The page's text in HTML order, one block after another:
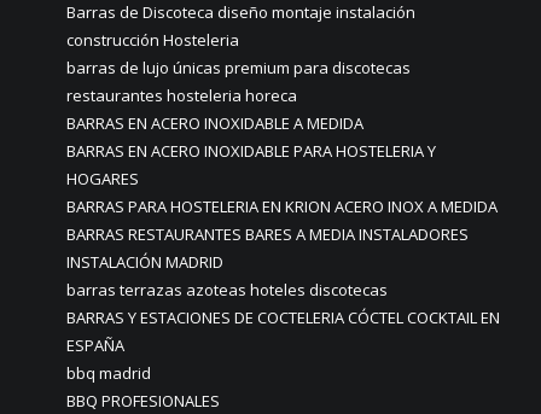
Barras de Discoteca diseño montaje instalación
construcción Hosteleria
barras de lujo únicas premium para discotecas
restaurantes hosteleria horeca
BARRAS EN ACERO INOXIDABLE A MEDIDA
BARRAS EN ACERO INOXIDABLE PARA HOSTELERIA Y
HOGARES
BARRAS PARA HOSTELERIA EN KRION ACERO INOX A MEDIDA
BARRAS RESTAURANTES BARES A MEDIA INSTALADORES
INSTALACIÓN MADRID
barras terrazas azoteas hoteles discotecas
BARRAS Y ESTACIONES DE COCTELERIA CÓCTEL COCKTAIL EN
ESPAÑA
bbq madrid
BBQ PROFESIONALES